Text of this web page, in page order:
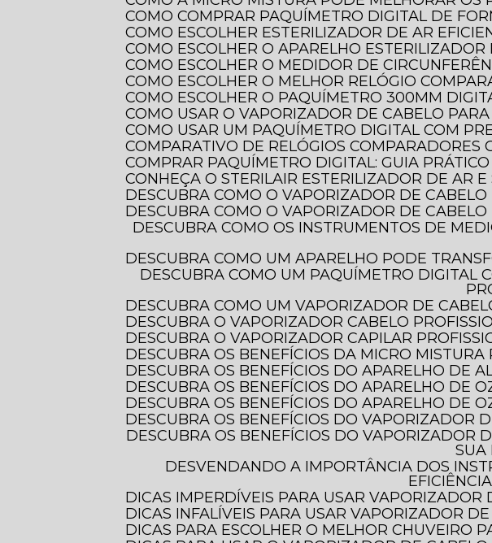
COMO COMPRAR PAQUÍMETRO DIGITAL DE
COMO ESCOLHER ESTERILIZADOR DE AR
COMO ESCOLHER O APARELHO
COMO ESCOLHER O MEDIDOR DE
COMO ESCOLHER O MELHOR RELÓGIO
COMO ESCOLHER O PAQUÍMETRO 300MM
COMO USAR O VAPORIZADOR DE CABELO
COMO USAR UM PAQUÍMETRO DIGITAL COM
COMPARATIVO DE RELÓGIOS
COMPRAR PAQUÍMETRO DIGITAL: GUIA
CONHEÇA O STERILAIR ESTERILIZADOR DE AR
DESCUBRA COMO O VAPORIZADOR DE
DESCUBRA COMO O VAPORIZADOR DE
DESCUBRA COMO OS INSTRUMENTOS DE MEDIÇÃO ELETRÔNICOS TRANSFORMAM A PRECISÃO EM DIVERSAS
DESCUBRA COMO UM APARELHO PODE
DESCUBRA COMO UM PAQUÍMETRO DIGITAL COM PROTEÇÃO IP-54 PODE TRANSFORMAR SUAS MEDIDAS E
DESCUBRA COMO UM VAPORIZADOR DE
DESCUBRA O VAPORIZADOR CABELO
DESCUBRA O VAPORIZADOR CAPILAR
DESCUBRA OS BENEFÍCIOS DA MICRO
DESCUBRA OS BENEFÍCIOS DO APARELHO DE
DESCUBRA OS BENEFÍCIOS DO APARELHO DE
DESCUBRA OS BENEFÍCIOS DO APARELHO DE
DESCUBRA OS BENEFÍCIOS DO VAPORIZADOR
DESCUBRA OS BENEFÍCIOS DO VAPORIZADOR DE OZÔNIO PARA CUIDAR DOS SEUS CABELOS E TRANSFORMAR
SUA
DESVENDANDO A IMPORTÂNCIA DOS INSTRUMENTOS DE MEDIÇÃO ELETRÔNICOS PARA PRECISÃO E
DICAS IMPERDÍVEIS PARA USAR VAPORIZADOR
DICAS INFALÍVEIS PARA USAR VAPORIZADOR
DICAS PARA ESCOLHER O MELHOR CHUVEIRO